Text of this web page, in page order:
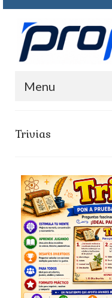
Menu
PASATIEMPOS
CONTACTO
Trivias